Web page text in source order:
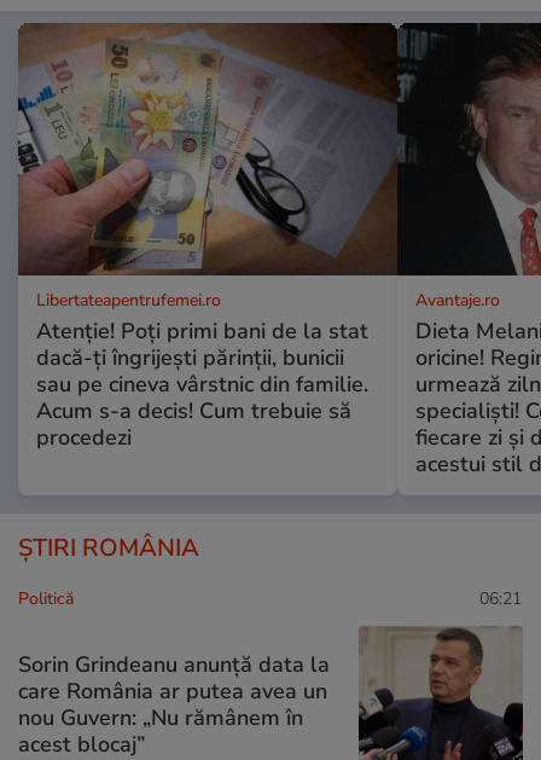
Libertateapentrufemei.ro
Atenție! Poți primi bani de la stat
dacă-ți îngrijești părinții, bunicii
sau pe cineva vârstnic din familie.
Acum s-a decis! Cum trebuie să
procedezi
Avantaje.ro
Dieta
oricine!
urmează
specialiști!
fiecare zi și
acestui stil
ȘTIRI ROMÂNIA
Politică 06:21
Sorin Grindeanu anunță data la
care România ar putea avea un
nou Guvern: „Nu rămânem în
acest blocaj”